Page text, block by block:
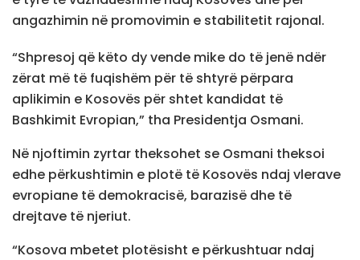
angazhimin në promovimin e stabilitetit rajonal.
“Shpresoj që këto dy vende mike do të jenë ndër
zërat më të fuqishëm për të shtyrë përpara
aplikimin e Kosovës për shtet kandidat të
Bashkimit Evropian,” tha Presidentja Osmani.
Në njoftimin zyrtar theksohet se Osmani theksoi
edhe përkushtimin e plotë të Kosovës ndaj vlerave
evropiane të demokracisë, barazisë dhe të
drejtave të njeriut.
“Kosova mbetet plotësisht e përkushtuar ndaj